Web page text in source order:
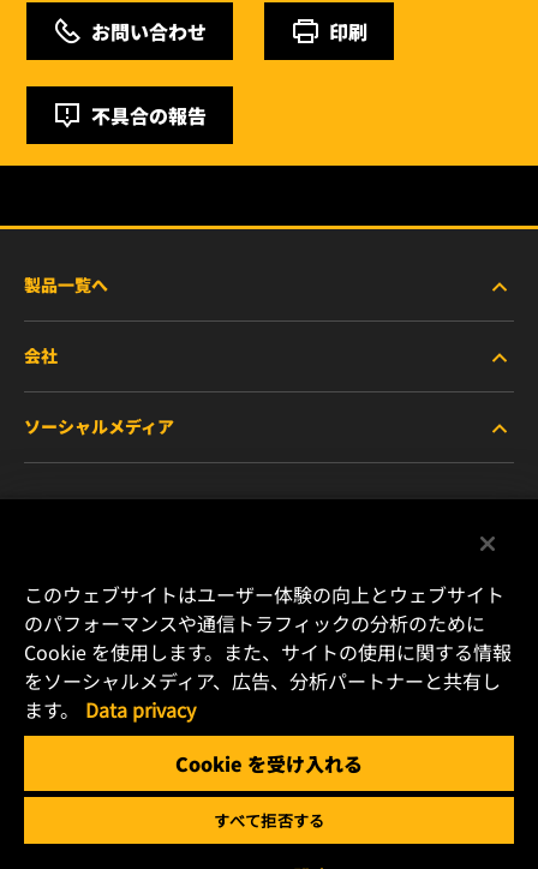
お問い合わせ 印刷
不具合の報告
製品一覧へ
商用車および建機・農機・産業用途車両
乗用車および小型トラック
特殊用途向けフィルター
会社
WIXについて
リソース
キャリア
データプライバシー
リーガルノーティス
ソーシャルメディア
Instagram
YouTube
横浜市港北区新横浜2-15-10 YS新横浜ビル2F
Email: info.jp@mann-hummel.com
このウェブサイトはユーザー体験の向上とウェブサイト
のパフォーマンスや通信トラフィックの分析のために
Cookie を使用します。また、サイトの使用に関する情報
をソーシャルメディア、広告、分析パートナーと共有し
ます。
Data privacy
Cookie を受け入れる
すべて拒否する